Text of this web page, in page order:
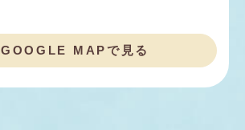
GOOGLE MAPで見る